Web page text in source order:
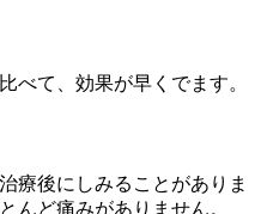
べて、効果が早くでます。
療後にしみることがありま
んど痛みがありません。